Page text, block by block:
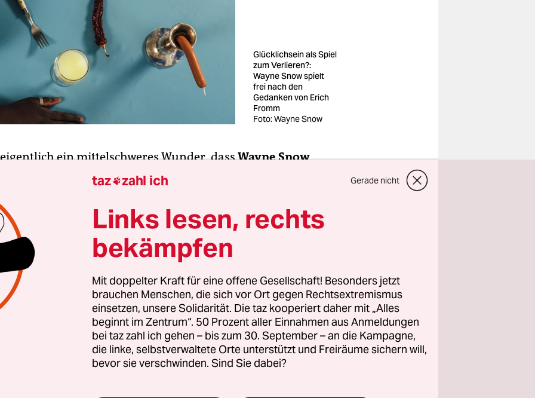
Glücklichsein als Spiel
zum Verlieren?:
Wayne Snow spielt
frei nach den
Gedanken von Erich
Fromm
Foto: Wayne Snow
ein mittelschweres Wunder, dassWayne Snow
nicht auf sämtlichen Hype-Listen auftaucht, wenn es um
aus Berlin geht. Vor acht Jahren kam der ursprünglich
stammende Musiker aus Frankreich nach Deutschland, er
a. bereits mit dem Produzenten Max Graef zusammen und
Elektro-/Jazz-/Fusion-Projekt Moe Fabrik.
erscheint auftaz.de/tazplanund immer Mittwochs und
in der Printausgabe dertaz
taz zahl ich Gerade nicht
Links lesen, rechts
bekämpfen
Mit doppelter Kraft für eine offene Gesellschaft! Besonders jetzt
brauchen Menschen, die sich vor Ort gegen Rechtsextremismus
einsetzen, unsere Solidarität. Die taz kooperiert daher mit „Alles
beginnt im Zentrum“. 50 Prozent aller Einnahmen aus Anmeldungen
bei taz zahl ich gehen – bis zum 30. September – an die Kampagne,
die linke, selbstverwaltete Orte unterstützt und Freiräume sichern will,
bevor sie verschwinden. Sind Sie dabei?